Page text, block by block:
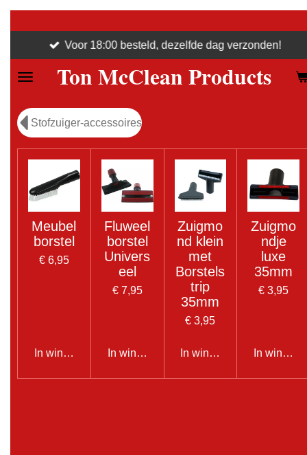
naar
de
Ton McClean Products
Voor 18:00 besteld, dezelfde dag verzonden!
Stofzuiger-accessoires
Meubel
borstel
€ 6,95
In winkelwagen
Fluweel
borstel
Univers
eel
€ 7,95
In winkelwagen
Zuigmo
nd klein
met
Borstels
trip
35mm
€ 3,95
In winkelwagen
Zuigmo
ndje
luxe
35mm
€ 3,95
In